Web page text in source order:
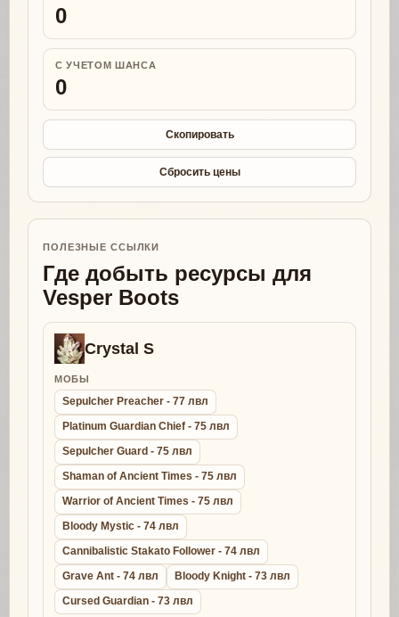
0
С УЧЕТОМ ШАНСА
0
Скопировать
Сбросить цены
ПОЛЕЗНЫЕ ССЫЛКИ
Где добыть ресурсы для
Vesper Boots
Crystal S
МОБЫ
Sepulcher Preacher - 77 лвл
Platinum Guardian Chief - 75 лвл
Sepulcher Guard - 75 лвл
Shaman of Ancient Times - 75 лвл
Warrior of Ancient Times - 75 лвл
Bloody Mystic - 74 лвл
Cannibalistic Stakato Follower - 74 лвл
Grave Ant - 74 лвл
Bloody Knight - 73 лвл
Cursed Guardian - 73 лвл